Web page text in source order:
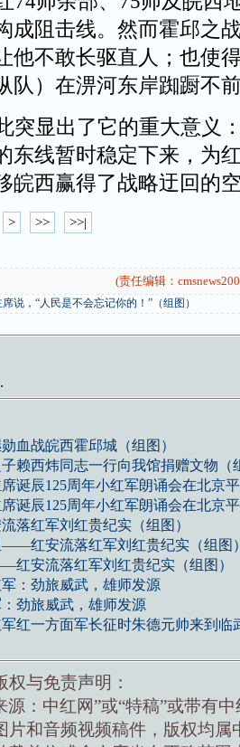
成阻击线。然而霍邱之
他不敢长驱直人；也使
队）在淠河东岸踟蹰不
显出了它的重大意义
东线暂时稳定下来，为
皖西赢得了战略迂回的
> >> >>|
(责任编辑：
说，“人民是不会忘记你的！”（组图）
血战皖西霍邱城（组图）
赖西炜同志一行向我馆捐赠文物（
诞辰125周年小红军朗诵会在北京
诞辰125周年小红军朗诵会在北京
红军刘红贵纪实（组图）
——红安流落红军刘红贵纪实（组图
安流落红军刘红贵纪实（组图）
：劲旅威武，雄师发源
劲旅威武，雄师发源
红一方面军长征时朱德元帅来到临
与免责声明：
源：中红网”或“特稿”或带有
片和音频视频稿件，版权均属